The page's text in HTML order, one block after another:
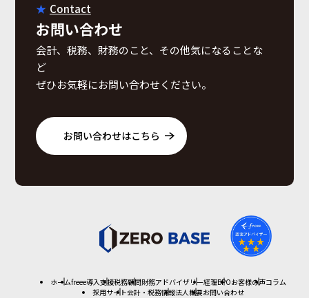
Contact
お問い合わせ
会計、税務、財務のこと、その他気になることな
ど
ぜひお気軽にお問い合わせください。
お問い合わせはこちら
ホームfreee導入支援税務顧問財務アドバイザリー経理BPOお客様の声コラム
採用サイト会計・税務情報法人概要お問い合わせ